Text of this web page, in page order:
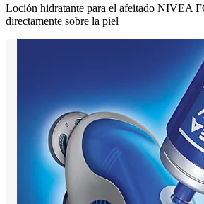
Loción hidratante para el afeitado NIVEA
directamente sobre la piel